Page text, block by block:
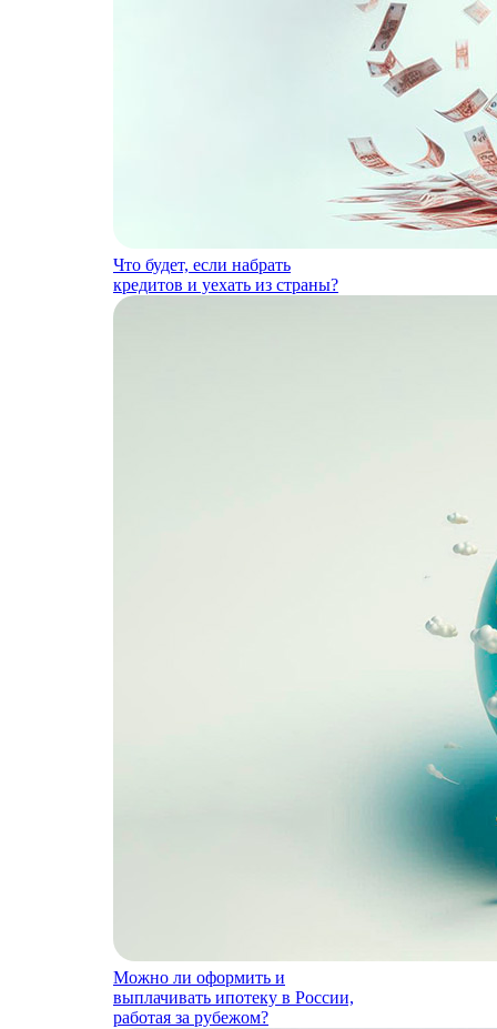
Что будет, если набрать
кредитов и уехать из страны?
Можно ли оформить и
выплачивать ипотеку в России,
работая за рубежом?